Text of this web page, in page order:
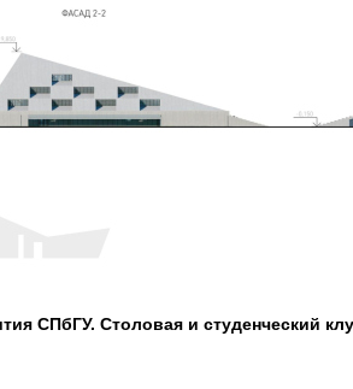
СПбГУ. Столовая и студенческий